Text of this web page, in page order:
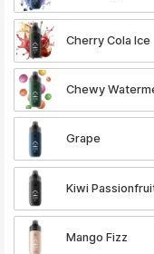
Cherry Cola Ice
Chewy
Grape
Kiwi
Mango Fizz